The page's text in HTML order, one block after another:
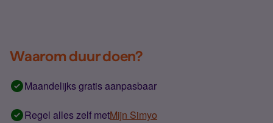
Waarom duur doen?
Maandelijks gratis aanpasbaar
Regel alles zelf metMijn Simyo